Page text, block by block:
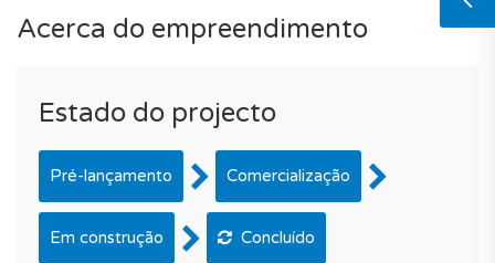
Acerca do empreendimento
Estado do projecto
Pré-lançamento Comercialização
Em construção Concluído